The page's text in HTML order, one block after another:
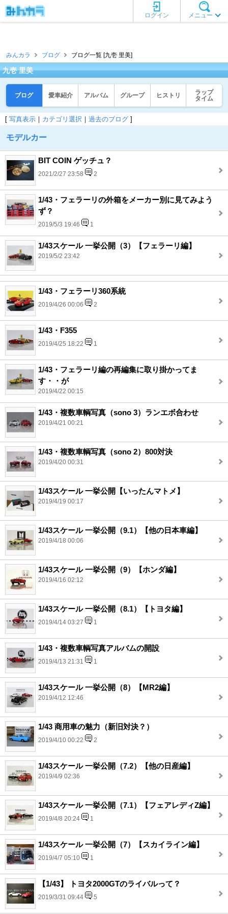
メニュー
ログイン
みんカラ ブログ ブログ一覧 [九壱 里美]
九壱 里美
ブログ 愛車紹介 アルバム グループ ヒストリ
ラップ
タイム
[ 写真表示 ｜ カテゴリ選択 ｜ 過去のブログ ]
モデルカー
BIT COIN ゲッチュ？
2021/2/27 23:58 2
1/43・フェラーリの外箱をメーカー別に見てみよう
ず？
2019/5/3 19:46 1
1/43スケール 一挙公開（3）【フェラーリ編】
2019/5/2 23:42
1/43・フェラーリ360系統
2019/4/26 00:06 2
1/43・F355
2019/4/25 18:22 1
1/43・フェラーリ編の再編集に取り掛かってま
す・・が
2019/4/22 00:15
1/43・複数車輌写真（sono 3）ランエボ合わせ
2019/4/21 00:21
1/43・複数車輌写真（sono 2）800対決
2019/4/20 00:31
1/43スケール 一挙公開【いったんマトメ】
2019/4/19 00:17
1/43スケール 一挙公開（9.1）【他の日本車編】
2019/4/18 00:06
1/43スケール 一挙公開（9）【ホンダ編】
2019/4/16 02:12
1/43スケール 一挙公開（8.1）【トヨタ編】
2019/4/14 03:27 1
1/43・複数車輌写真アルバムの開設
2019/4/13 21:31 1
1/43スケール 一挙公開（8）【MR2編】
2019/4/12 12:46
1/43 商用車の魅力（新旧対決？）
2019/4/10 00:22 2
1/43スケール 一挙公開（7.2）【他の日産編】
2019/4/9 02:36
1/43スケール 一挙公開（7.1）【フェアレディZ編】
2019/4/8 20:24 1
1/43スケール 一挙公開（7）【スカイライン編】
2019/4/7 05:10 1
【1/43】 トヨタ2000GTのライバルって？
2019/3/31 09:44 5